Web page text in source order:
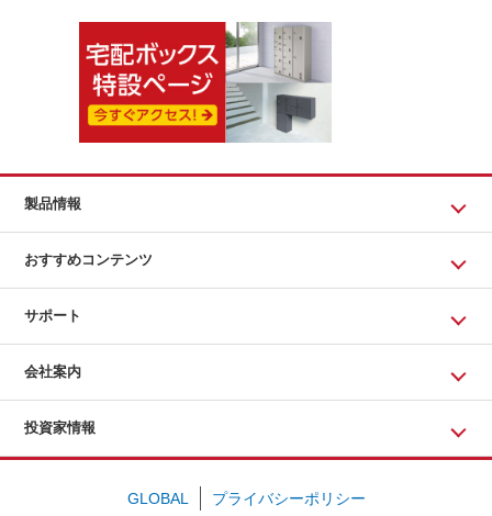
製品情報
おすすめコンテンツ
サポート
会社案内
投資家情報
GLOBAL プライバシーポリシー